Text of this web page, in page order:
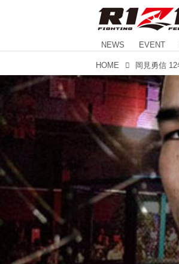
NEWS EVENT
HOME